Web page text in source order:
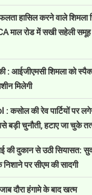
हासिल करने वाले शिमला
माल रोड में सखी सहेली
आईजीएमसी शिमला को
मिलेगी
की रेव पार्टियों पर
चुनौती, हटाए जा चुके
दुकान से उठी सियासत:
पर सीएम की सादगी
दौरा हंगामे के बाद खत्म